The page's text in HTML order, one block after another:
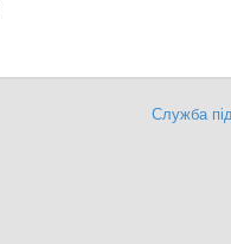
Служба